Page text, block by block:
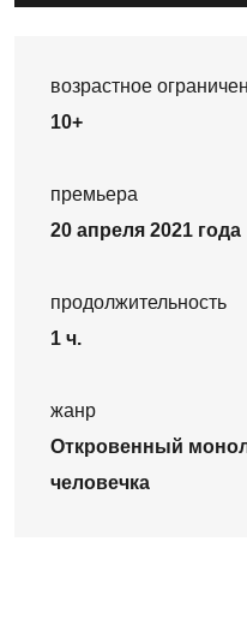
возрастное
10+
премьера
20 апреля 2021 года
продолжительность
1 ч.
жанр
Откровенный
человечка